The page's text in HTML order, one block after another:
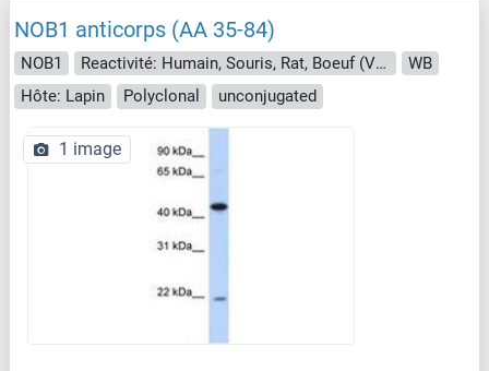
NOB1 anticorps (AA 35-84)
NOB1 Reactivité: Humain, Souris, Rat, Boeuf (Vache), Chien, Cheval, Lapin, Cobaye, Porc, Hamster, Roussette (Chauve-souris), Singe
WB
Hôte: Lapin
Polyclonal unconjugated
1 image